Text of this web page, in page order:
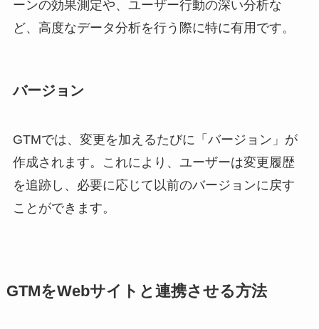
ーンの効果測定や、ユーザー行動の深い分析な
ど、高度なデータ分析を行う際に特に有用です。
バージョン
GTMでは、変更を加えるたびに「バージョン」が
作成されます。これにより、ユーザーは変更履歴
を追跡し、必要に応じて以前のバージョンに戻す
ことができます。
GTMをWebサイトと連携させる方法